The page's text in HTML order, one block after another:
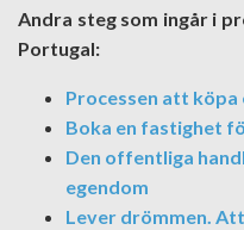
Andra steg som ingår i
Portugal:
Processen att
Boka en fastighet
Den offentliga
egendom
Lever drömmen.